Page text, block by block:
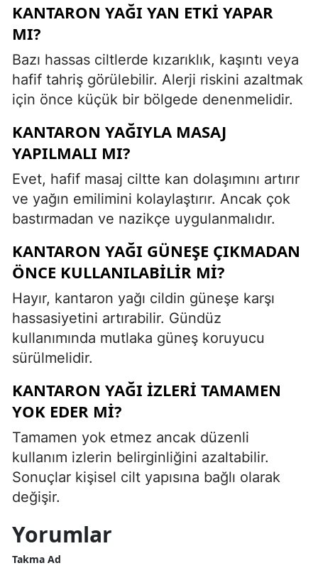
KANTARON YAĞI YAN ETKI YAPAR
MI?
Bazı hassas ciltlerde kızarıklık, kaşıntı veya
hafif tahriş görülebilir. Alerji riskini azaltmak
için önce küçük bir bölgede denenmelidir.
KANTARON YAĞIYLA MASAJ
YAPILMALI MI?
Evet, hafif masaj ciltte kan dolaşımını artırır
ve yağın emilimini kolaylaştırır. Ancak çok
bastırmadan ve nazikçe uygulanmalıdır.
KANTARON YAĞI GÜNEŞE ÇIKMADAN
ÖNCE KULLANILABILIR MI?
Hayır, kantaron yağı cildin güneşe karşı
hassasiyetini artırabilir. Gündüz
kullanımında mutlaka güneş koruyucu
sürülmelidir.
KANTARON YAĞI IZLERI TAMAMEN
YOK EDER MI?
Tamamen yok etmez ancak düzenli
kullanım izlerin belirginliğini azaltabilir.
Sonuçlar kişisel cilt yapısına bağlı olarak
değişir.
Yorumlar
Takma Ad